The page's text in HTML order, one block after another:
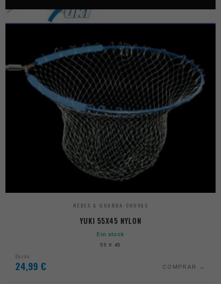
REDES & GUARDA-CHUVAS
YUKI 55X45 NYLON
Em stock
55 X 45
Desde
24,99 € COMPRAR